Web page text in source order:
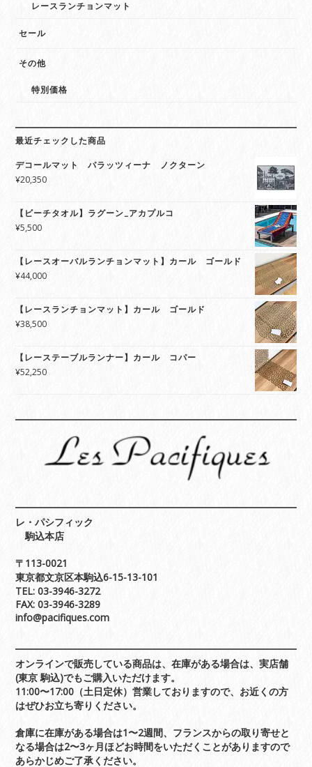
レースランチョンマット
セール
その他
特別価格
最近チェックした商品
デコールマット パラッツィーナ ノクターン
¥20,350
【ビーチタオル】ラグーン_アカプルコ
¥5,500
【レースオーバルランチョンマット】カール ゴールド
¥44,000
【レースランチョンマット】カール ゴールド
¥38,500
【レーステーブルランナー】カール コパー
¥52,250
レ・パシフィック
駒込本店
〒113-0021
東京都文京区本駒込6-15-13-101
TEL: 03-3946-3272
FAX: 03-3946-3289
info@pacifiques.com
オンラインで販売している商品は、在庫がある場合は、実店舗
(東京 駒込)でもご購入いただけます。
11:00〜17:00（土日定休）営業しておりますので、お近くの方
はぜひお立ち寄りください。
倉庫に在庫がある場合は1〜2週間、フランスからの取り寄せと
なる場合は2〜3ヶ月ほどお時間をいただくことがありますので
あらかじめご了承ください。